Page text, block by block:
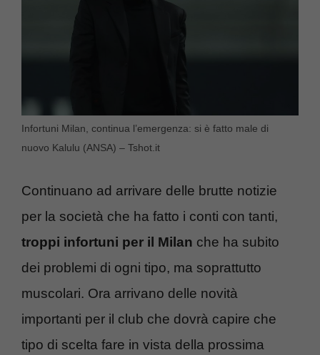
Infortuni Milan, continua l’emergenza: si è fatto male di
nuovo Kalulu (ANSA) – Tshot.it
Continuano ad arrivare delle brutte notizie
per la società che ha fatto i conti con tanti,
troppi infortuni per il Milan che ha subito
dei problemi di ogni tipo, ma soprattutto
muscolari. Ora arrivano delle novità
importanti per il club che dovrà capire che
tipo di scelta fare in vista della prossima